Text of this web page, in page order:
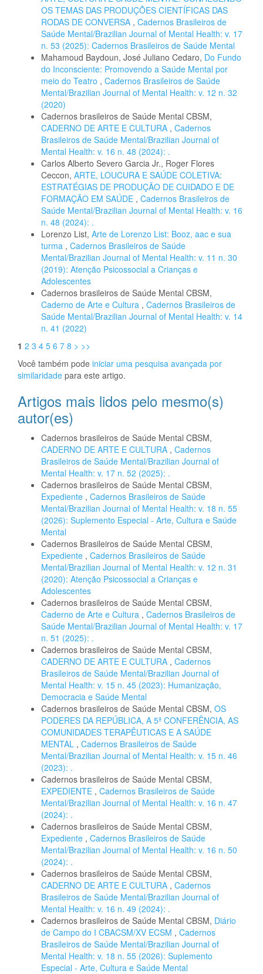
OS TEMAS DAS PRODUÇÕES CIENTÍFICAS DAS
RODAS DE CONVERSA , Cadernos Brasileiros de
Saúde Mental/Brazilian Journal of Mental Health: v. 17
n. 53 (2025): Cadernos Brasileiros de Saúde Mental
Mahamoud Baydoun, José Juliano Cedaro, Do Fundo
do Inconsciente: Promovendo a Saúde Mental por
meio do Teatro , Cadernos Brasileiros de Saúde
Mental/Brazilian Journal of Mental Health: v. 12 n. 32
(2020)
Cadernos brasileiros de Saúde Mental CBSM,
CADERNO DE ARTE E CULTURA , Cadernos
Brasileiros de Saúde Mental/Brazilian Journal of
Mental Health: v. 16 n. 48 (2024): .
Carlos Alberto Severo Garcia Jr., Roger Flores
Ceccon, ARTE, LOUCURA E SAÚDE COLETIVA:
ESTRATÉGIAS DE PRODUÇÃO DE CUIDADO E DE
FORMAÇÃO EM SAÚDE , Cadernos Brasileiros de
Saúde Mental/Brazilian Journal of Mental Health: v. 16
n. 48 (2024): .
Lorenzo List, Arte de Lorenzo List: Booz, aac e sua
turma , Cadernos Brasileiros de Saúde
Mental/Brazilian Journal of Mental Health: v. 11 n. 30
(2019): Atenção Psicossocial a Crianças e
Adolescentes
Cadernos brasileiros de Saúde Mental CBSM,
Caderno de Arte e Cultura , Cadernos Brasileiros de
Saúde Mental/Brazilian Journal of Mental Health: v. 14
n. 41 (2022)
1 2 3 4 5 6 7 8 > >>
Você também pode iniciar uma pesquisa avançada por
similaridade para este artigo.
Artigos mais lidos pelo mesmo(s)
autor(es)
Cadernos brasileiros de Saúde Mental CBSM,
CADERNO DE ARTE E CULTURA , Cadernos
Brasileiros de Saúde Mental/Brazilian Journal of
Mental Health: v. 17 n. 52 (2025): .
Cadernos brasileiros de Saúde Mental CBSM,
Expediente , Cadernos Brasileiros de Saúde
Mental/Brazilian Journal of Mental Health: v. 18 n. 55
(2026): Suplemento Especial - Arte, Cultura e Saúde
Mental
Cadernos Brasileiros de Saúde Mental CBSM,
Expediente , Cadernos Brasileiros de Saúde
Mental/Brazilian Journal of Mental Health: v. 12 n. 31
(2020): Atenção Psicossocial a Crianças e
Adolescentes
Cadernos brasileiros de Saúde Mental CBSM,
Caderno de Arte e Cultura , Cadernos Brasileiros de
Saúde Mental/Brazilian Journal of Mental Health: v. 17
n. 51 (2025): .
Cadernos brasileiros de Saúde Mental CBSM,
CADERNO DE ARTE E CULTURA , Cadernos
Brasileiros de Saúde Mental/Brazilian Journal of
Mental Health: v. 15 n. 45 (2023): Humanização,
Democracia e Saúde Mental
Cadernos brasileiros de Saúde Mental CBSM, OS
PODERES DA REPÚBLICA, A 5ª CONFERÊNCIA, AS
COMUNIDADES TERAPÊUTICAS E A SAÚDE
MENTAL , Cadernos Brasileiros de Saúde
Mental/Brazilian Journal of Mental Health: v. 15 n. 46
(2023): .
Cadernos brasileiros de Saúde Mental CBSM,
EXPEDIENTE , Cadernos Brasileiros de Saúde
Mental/Brazilian Journal of Mental Health: v. 16 n. 47
(2024): .
Cadernos brasileiros de Saúde Mental CBSM,
Expediente , Cadernos Brasileiros de Saúde
Mental/Brazilian Journal of Mental Health: v. 16 n. 50
(2024): .
Cadernos brasileiros de Saúde Mental CBSM,
CADERNO DE ARTE E CULTURA , Cadernos
Brasileiros de Saúde Mental/Brazilian Journal of
Mental Health: v. 16 n. 49 (2024): .
Cadernos brasileiros de Saúde Mental CBSM, Diário
de Campo do I CBACSM/XV ECSM , Cadernos
Brasileiros de Saúde Mental/Brazilian Journal of
Mental Health: v. 18 n. 55 (2026): Suplemento
Especial - Arte, Cultura e Saúde Mental